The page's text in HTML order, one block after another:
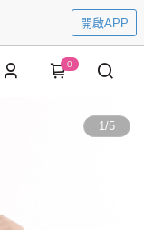
開啟APP
0
1/5